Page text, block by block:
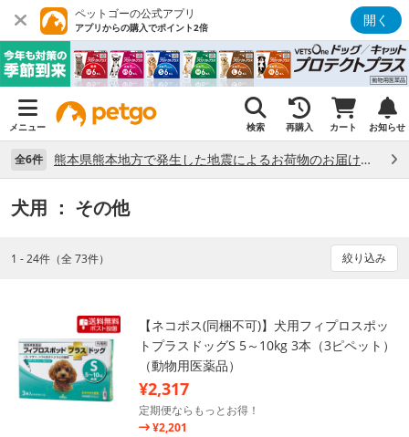
ペットゴーの公式アプリ
アプリからの購入でポイント2倍 開く
メニュー 検索 再購入 カート お知らせ
全6件 熊本県熊本地方で発生した地震によるお荷物のお届け状況について （7/28）
犬用 ： その他
1 - 24件（全 73件） 絞り込み
【ネコポス(同梱不可)】犬用フィプロスポッ
トプラスドッグS 5～10kg 3本（3ピペット）
（動物用医薬品）
¥2,317
定期便ならもっとお得！
¥2,201